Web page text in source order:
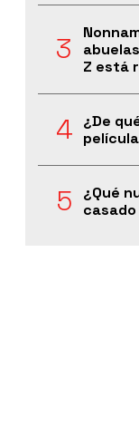
Z está
¿De
¿Qué